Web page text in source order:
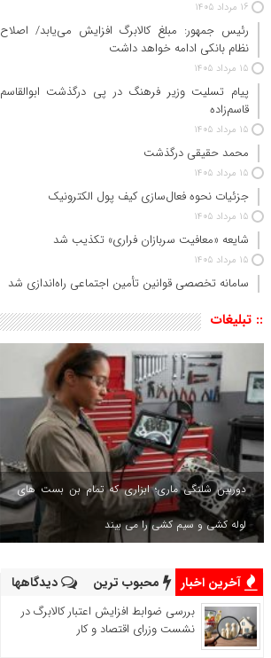
16 مرداد 1405
رئیس‌ جمهور: مبلغ کالابرگ افزایش می‌یابد/ اصلاح
نظام بانکی ادامه خواهد داشت
15 مرداد 1405
پیام تسلیت وزیر فرهنگ در پی درگذشت ابوالقاسم
قاسم‌زاده
15 مرداد 1405
محمد حقیقی درگذشت
15 مرداد 1405
جزئیات نحوه فعال‌سازی کیف پول الکترونیک
15 مرداد 1405
شایعه «معافیت سربازان فراری» تکذیب شد
15 مرداد 1405
سامانه تخصصی قوانین تأمین اجتماعی راه‌اندازی شد
:: تبلیغات
دوربین شلنگی ماری؛ ابزاری که تمام بن بست های
لوله کشی و سیم کشی را می بیند
آخرین اخبار محبوب ترین دیدگاهها
بررسی ضوابط افزایش اعتبار کالابرگ در
نشست وزرای اقتصاد و کار